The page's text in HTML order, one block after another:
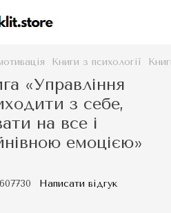
Книги з психології
«Управління
з себе,
на все і
емоцією»
607730 Написати відгук